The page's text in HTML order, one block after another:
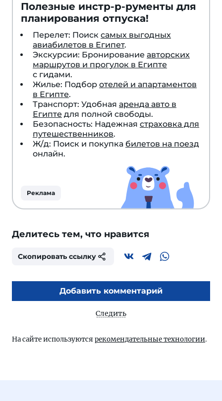
Полезные инстр-р-рументы для
планирования отпуска!
Перелет: Поиск самых выгодных
авиабилетов в Египет.
Экскурсии: Бронирование авторских
маршрутов и прогулок в Египте
с гидами.
Жилье: Подбор отелей и апартаментов
в Египте.
Транспорт: Удобная аренда авто в
Египте для полной свободы.
Безопасность: Надежная страховка для
путешественников.
Ж/д: Поиск и покупка билетов на поезд
онлайн.
Реклама
Делитесь тем, что нравится
Скопировать ссылку
Добавить комментарий
Следить
На сайте используются рекомендательные технологии.